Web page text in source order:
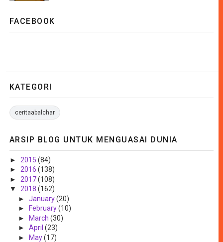
FACEBOOK
KATEGORI
ceritaabalchar
ARSIP BLOG UNTUK MENGUASAI DUNIA
► 2015 (84)
► 2016 (138)
► 2017(108)
▼ 2018 (162)
► January(20)
►
February(10)
►
March (30)
► April (23)
►
May(17)